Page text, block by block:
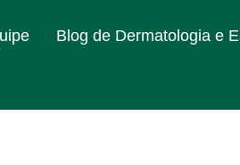
Blog de Dermatologia e